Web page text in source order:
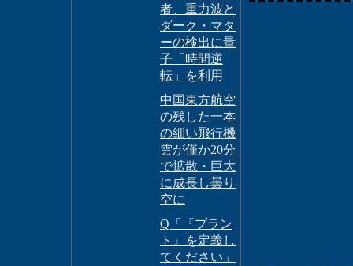
者、重力波と
ダーク・マタ
ーの検出に量
子「時間逆
転」を利用
中国東方航空
の残した一本
の細い飛行機
雲が僅か20分
で拡散・巨大
に成長し曇り
空に
Q「『プラン
ト』を定義し
てください」